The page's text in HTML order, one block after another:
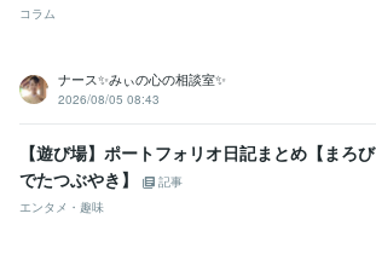
コラム
ナース✨みぃの心の相談室✨
2026/08/05 08:43
【遊び場】ポートフォリオ日記まとめ【まろび
でたつぶやき】
記事
エンタメ・趣味